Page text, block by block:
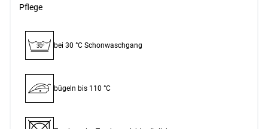
Pflege
30° bei 30 °C Schon­waschgang
bügeln bis 110 °C